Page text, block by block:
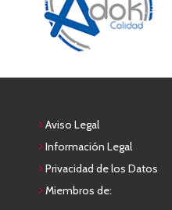
Aviso Legal
Información Legal
Privacidad de los Datos
Miembros de: